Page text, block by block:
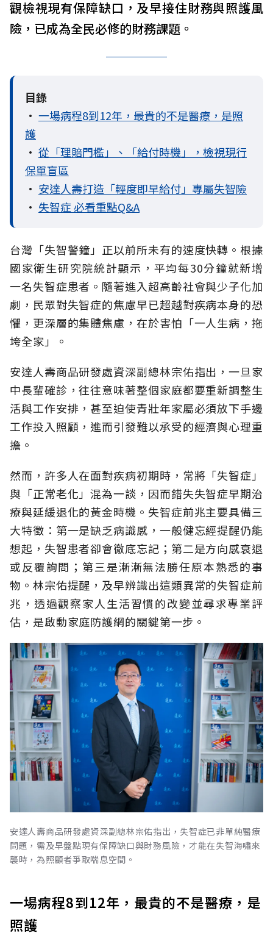
觀檢視現有保障缺口，及早接住財務與照護風
險，已成為全民必修的財務課題。
目錄
• 一場病程8到12年，最貴的不是醫療，是照
護
• 從「理賠門檻」、「給付時機」，檢視現行
保單盲區
• 安達人壽打造「輕度即早給付」專屬失智險
• 失智症 必看重點Q&A
台灣「失智警鐘」正以前所未有的速度快轉。根據
國家衛生研究院統計顯示，平均每30分鐘就新增
一名失智症患者。隨著進入超高齡社會與少子化加
劇，民眾對失智症的焦慮早已超越對疾病本身的恐
懼，更深層的集體焦慮，在於害怕「一人生病，拖
垮全家」。
安達人壽商品研發處資深副總林宗佑指出，一旦家
中長輩確診，往往意味著整個家庭都要重新調整生
活與工作安排，甚至迫使青壯年家屬必須放下手邊
工作投入照顧，進而引發難以承受的經濟與心理重
擔。
然而，許多人在面對疾病初期時，常將「失智症」
與「正常老化」混為一談，因而錯失失智症早期治
療與延緩退化的黃金時機。失智症前兆主要具備三
大特徵：第一是缺乏病識感，一般健忘經提醒仍能
想起，失智患者卻會徹底忘記；第二是方向感衰退
或反覆詢問；第三是漸漸無法勝任原本熟悉的事
物。林宗佑提醒，及早辨識出這類異常的失智症前
兆，透過觀察家人生活習慣的改變並尋求專業評
估，是啟動家庭防護網的關鍵第一步。
安達人壽商品研發處資深副總林宗佑指出，失智症已非單純醫療
問題，需及早盤點現有保障缺口與財務風險，才能在失智海嘯來
襲時，為照顧者爭取喘息空間。
一場病程8到12年，最貴的不是醫療，是
照護